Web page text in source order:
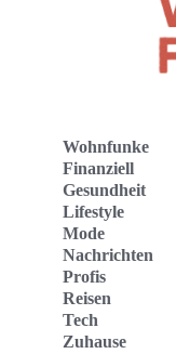
Wohnfunke
Finanziell
Gesundheit
Lifestyle
Mode
Nachrichten
Profis
Reisen
Tech
Zuhause